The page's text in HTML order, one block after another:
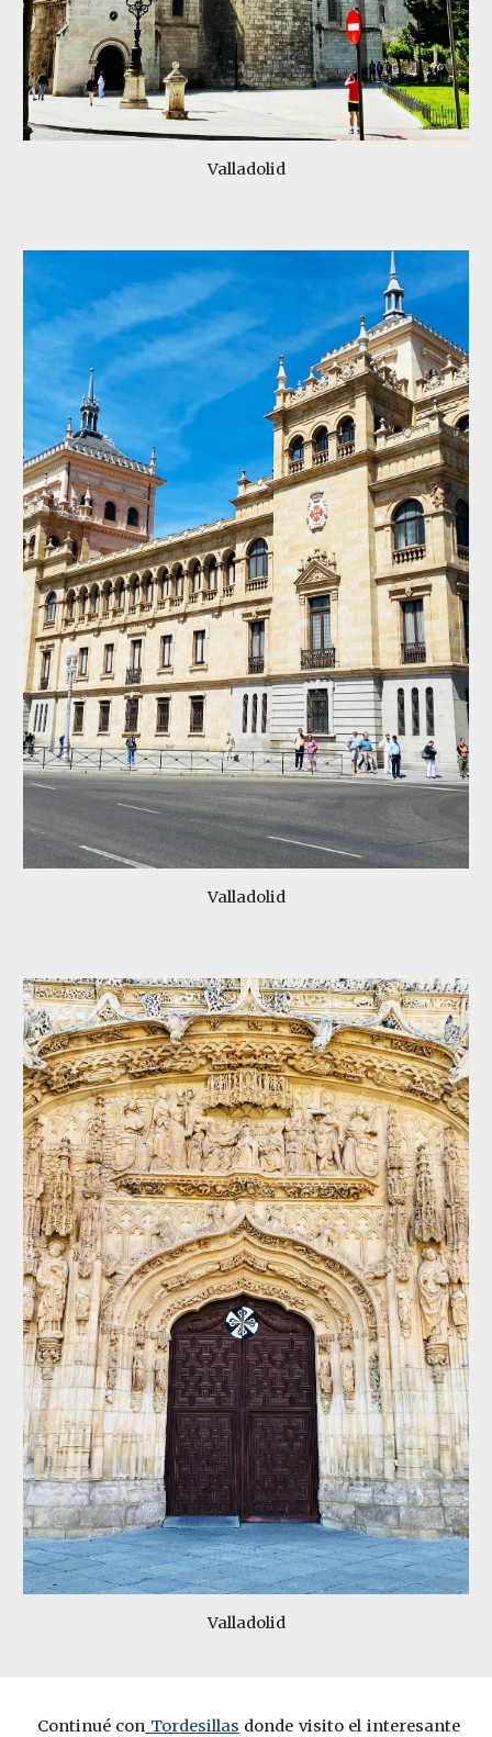
Valladolid
Valladolid
Valladolid
Continué con Tordesillas donde visito el interesante